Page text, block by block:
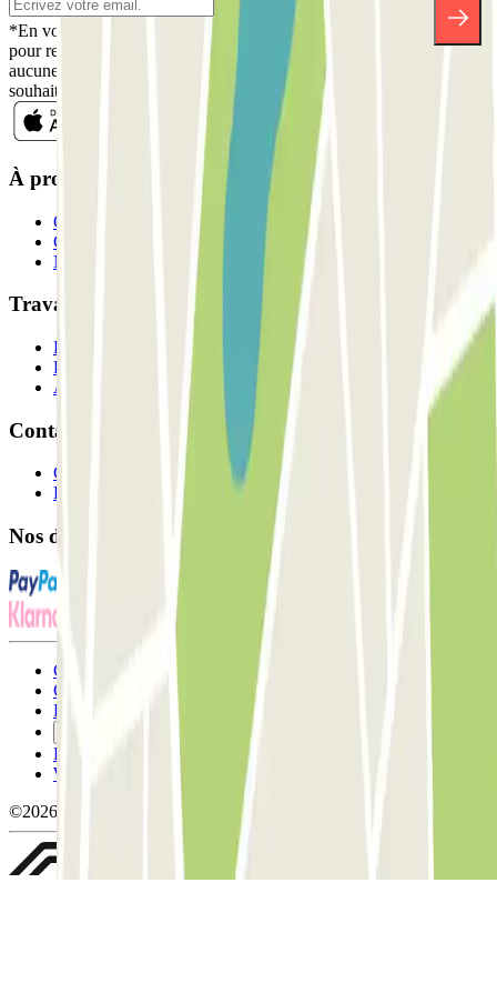
*En vous inscrivant, vous acceptez notre politique de confidentialité
pour recevoir des communications commerciales de Parclick. Sans
aucune obligation, vous pouvez vous désinscrire quand vous le
souhaitez dans la même newsletter.
À propos de Parclick
Qui sommes-nous ?
Comment ça marche?
Nos parkings
Travaillons ensemble?
Professionnels
Fournisseur de parking
Affiliés
Contact
Contactez-nous
FAQ
Nos différents modes de paiement:
Conditions générales d'utilisation et contrat
Conditions d'annulation
Politique relative aux cookies
Politique de confidentialité
Whistleblowing
©2026 Parclick. Tous droits réservés